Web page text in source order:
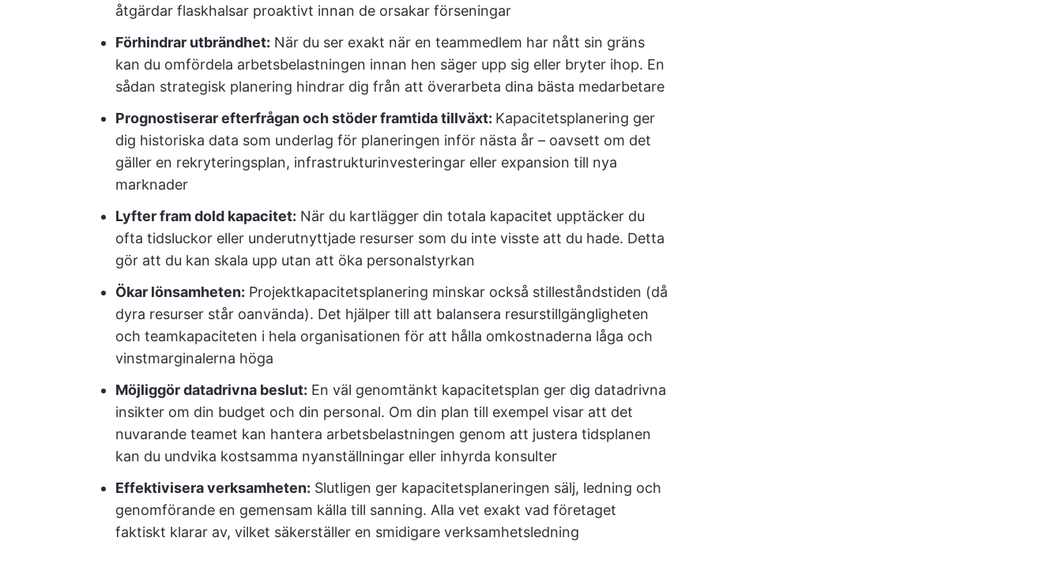
åtgärdar flaskhalsar proaktivt innan de orsakar förseningar
Förhindrar utbrändhet: När du ser exakt när en teammedlem har nått sin gräns
kan du omfördela arbetsbelastningen innan hen säger upp sig eller bryter ihop. En
sådan strategisk planering hindrar dig från att överarbeta dina bästa medarbetare
Prognostiserar efterfrågan och stöder framtida tillväxt: Kapacitetsplanering ger
dig historiska data som underlag för planeringen inför nästa år – oavsett om det
gäller en rekryteringsplan, infrastrukturinvesteringar eller expansion till nya
marknader
Lyfter fram dold kapacitet: När du kartlägger din totala kapacitet upptäcker du
ofta tidsluckor eller underutnyttjade resurser som du inte visste att du hade. Detta
gör att du kan skala upp utan att öka personalstyrkan
Ökar lönsamheten: Projektkapacitetsplanering minskar också stilleståndstiden (då
dyra resurser står oanvända). Det hjälper till att balansera resurstillgängligheten
och teamkapaciteten i hela organisationen för att hålla omkostnaderna låga och
vinstmarginalerna höga
Möjliggör datadrivna beslut: En väl genomtänkt kapacitetsplan ger dig datadrivna
insikter om din budget och din personal. Om din plan till exempel visar att det
nuvarande teamet kan hantera arbetsbelastningen genom att justera tidsplanen
kan du undvika kostsamma nyanställningar eller inhyrda konsulter
Effektivisera verksamheten: Slutligen ger kapacitetsplaneringen sälj, ledning och
genomförande en gemensam källa till sanning. Alla vet exakt vad företaget
faktiskt klarar av, vilket säkerställer en smidigare verksamhetsledning